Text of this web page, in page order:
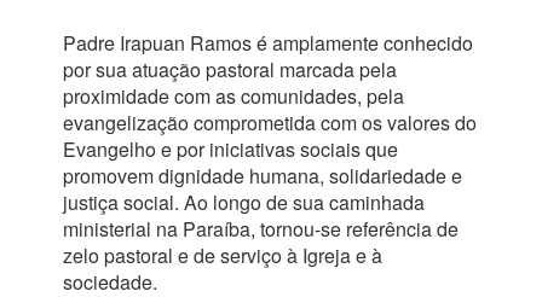
Padre Irapuan Ramos é amplamente conhecido
por sua atuação pastoral marcada pela
proximidade com as comunidades, pela
evangelização comprometida com os valores do
Evangelho e por iniciativas sociais que
promovem dignidade humana, solidariedade e
justiça social. Ao longo de sua caminhada
ministerial na Paraíba, tornou-se referência de
zelo pastoral e de serviço à Igreja e à
sociedade.